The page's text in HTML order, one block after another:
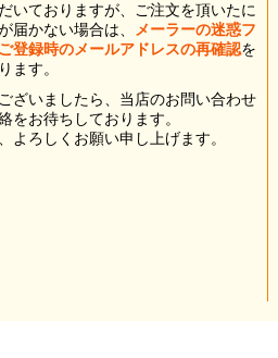
いておりますが、ご注文を頂いたに
届かない場合は、
メーラーの迷惑フ
登録時のメールアドレスの再確認を
ます。
ざいましたら、当店のお問い合わせ
をお待ちしております。
よろしくお願い申し上げます。